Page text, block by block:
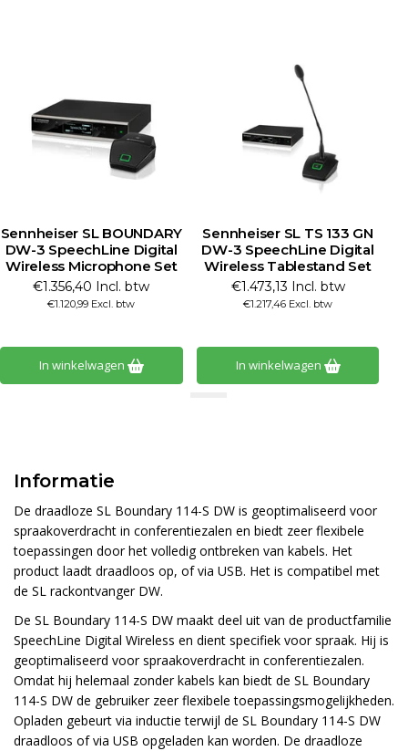
Sennheiser SL BOUNDARY
DW-3 SpeechLine Digital
Wireless Microphone Set
€1.356,40 Incl. btw
€1.120,99 Excl. btw
In winkelwagen
Sennheiser SL TS 133 GN
DW-3 SpeechLine Digital
Wireless Tablestand Set
€1.473,13 Incl. btw
€1.217,46 Excl. btw
In winkelwagen
Informatie
De draadloze SL Boundary 114-S DW is geoptimaliseerd voor
spraakoverdracht in conferentiezalen en biedt zeer flexibele
toepassingen door het volledig ontbreken van kabels. Het
product laadt draadloos op, of via USB. Het is compatibel met
de SL rackontvanger DW.
De SL Boundary 114-S DW maakt deel uit van de productfamilie
SpeechLine Digital Wireless en dient specifiek voor spraak. Hij is
geoptimaliseerd voor spraakoverdracht in conferentiezalen.
Omdat hij helemaal zonder kabels kan biedt de SL Boundary
114-S DW de gebruiker zeer flexibele toepassingsmogelijkheden.
Opladen gebeurt via inductie terwijl de SL Boundary 114-S DW
draadloos of via USB opgeladen kan worden. De draadloze